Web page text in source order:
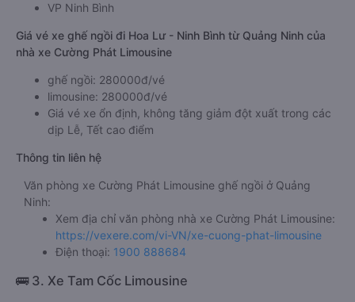
VP Ninh Bình
Giá vé xe ghế ngồi đi Hoa Lư - Ninh Bình từ Quảng Ninh của
nhà xe Cường Phát Limousine
ghế ngồi: 280000đ/vé
limousine: 280000đ/vé
Giá vé xe ổn định, không tăng giảm đột xuất trong các
dịp Lễ, Tết cao điểm
Thông tin liên hệ
Văn phòng xe Cường Phát Limousine ghế ngồi ở Quảng
Ninh:
Xem địa chỉ văn phòng nhà xe Cường Phát Limousine:
https://vexere.com/vi-VN/xe-cuong-phat-limousine
Điện thoại: 1900 888684
🚌 3. Xe Tam Cốc Limousine